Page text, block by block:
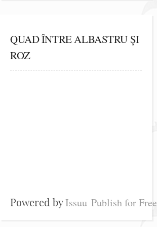
QUAD ÎNTRE ALBASTRU ȘI
ROZ
Powered byIssuu Publish for Free